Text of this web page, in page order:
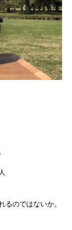
るのではないか。